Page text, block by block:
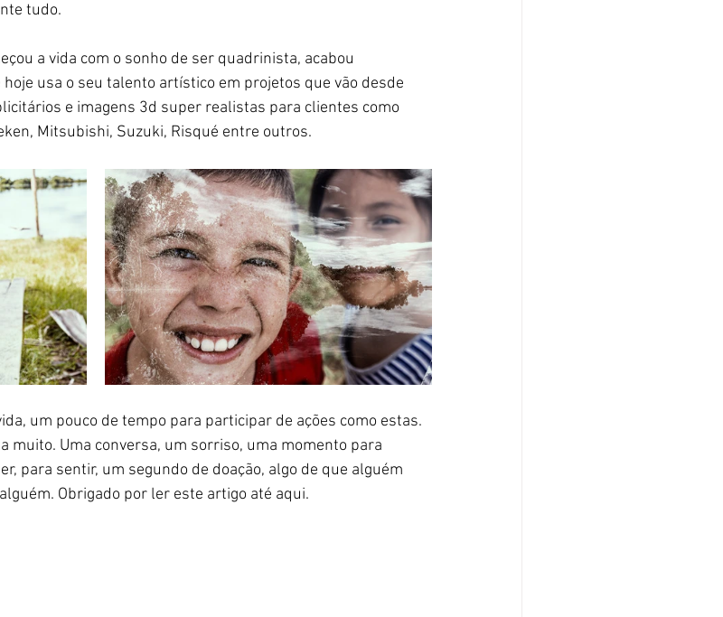
tudo.
a vida com o sonho de ser quadrinista, acabou
usa o seu talento artístico em projetos que vão desde
e imagens 3d super realistas para clientes como
Mitsubishi, Suzuki, Risqué entre outros.
um pouco de tempo para participar de ações como estas.
muito. Uma conversa, um sorriso, uma momento para
para sentir, um segundo de doação, algo de que alguém
Obrigado por ler este artigo até aqui.